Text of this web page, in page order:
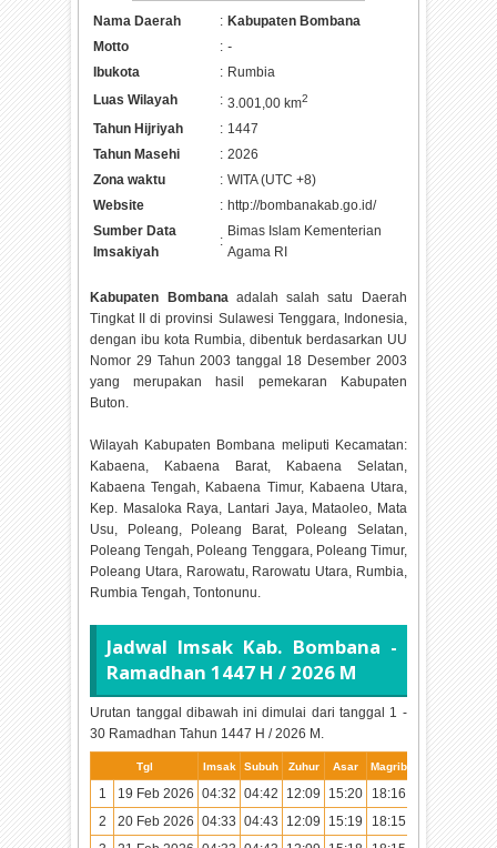
Nama Daerah : Kabupaten Bombana
Motto
: -
Ibukota
: Rumbia
Luas Wilayah
: 3.001,00 km2
Tahun Hijriyah : 1447
Tahun Masehi
: 2026
Zona waktu
: WITA (UTC +8)
Website
: http://bombanakab.go.id/
Sumber Data
Imsakiyah
:
Bimas Islam Kementerian
Agama RI
Kabupaten Bombanaadalah salah satu Daerah
Tingkat II di provinsi Sulawesi Tenggara, Indonesia,
dengan ibu kota Rumbia, dibentuk berdasarkan UU
Nomor 29 Tahun 2003 tanggal 18 Desember 2003
yang merupakan hasil pemekaran Kabupaten
Buton.
Wilayah Kabupaten Bombana meliputi Kecamatan:
Kabaena, Kabaena Barat, Kabaena Selatan,
Kabaena Tengah, Kabaena Timur, Kabaena Utara,
Kep. Masaloka Raya, Lantari Jaya, Mataoleo, Mata
Usu, Poleang, Poleang Barat, Poleang Selatan,
Poleang Tengah, Poleang Tenggara, Poleang Timur,
Poleang Utara, Rarowatu, Rarowatu Utara, Rumbia,
Rumbia Tengah, Tontonunu.
Jadwal Imsak Kab. Bombana -
Ramadhan 1447 H / 2026 M
Urutan tanggal dibawah ini dimulai dari tanggal 1 -
30 Ramadhan Tahun 1447 H / 2026 M.
Tgl Imsak Subuh Zuhur Asar Magrib Isya
1 19 Feb 2026 04:32 04:42 12:09 15:20 18:16
19:25
2
20 Feb 2026 04:33 04:43 12:09 15:19 18:15
19:25